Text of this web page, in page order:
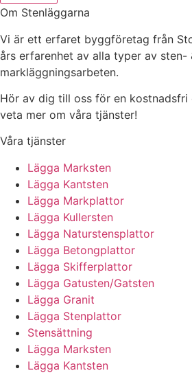
Om Stenläggarna
Vi är ett erfaret byggföretag från
års erfarenhet av alla typer av sten-
markläggningsarbeten.
Hör av dig till oss för en
veta mer om våra tjänster!
Våra tjänster
Lägga Marksten
Lägga Kantsten
Lägga Markplattor
Lägga Kullersten
Lägga Naturstensplattor
Lägga Betongplattor
Lägga Skifferplattor
Lägga Gatusten/Gatsten
Lägga Granit
Lägga Stenplattor
Stensättning
Lägga Marksten
Lägga Kantsten